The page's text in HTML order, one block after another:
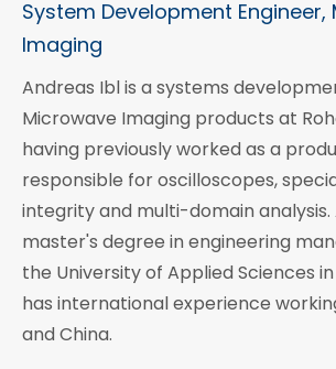
System Development Engineer,
Imaging
Andreas Ibl is a systems
Microwave Imaging products at
having previously worked as a
responsible for oscilloscopes,
integrity and multi-domain analysis.
master's degree in engineering
the University of Applied Sciences
has international experience
and China.